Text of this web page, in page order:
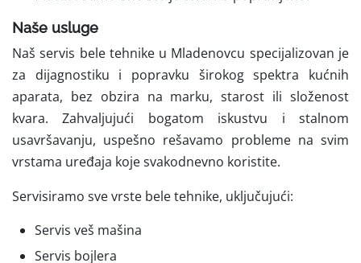
Naše usluge
Naš servis bele tehnike u Mladenovcu specijalizovan je
za dijagnostiku i popravku širokog spektra kućnih
aparata, bez obzira na marku, starost ili složenost
kvara. Zahvaljujući bogatom iskustvu i stalnom
usavršavanju, uspešno rešavamo probleme na svim
vrstama uređaja koje svakodnevno koristite.
Servisiramo sve vrste bele tehnike, uključujući:
Servis veš mašina
Servis bojlera